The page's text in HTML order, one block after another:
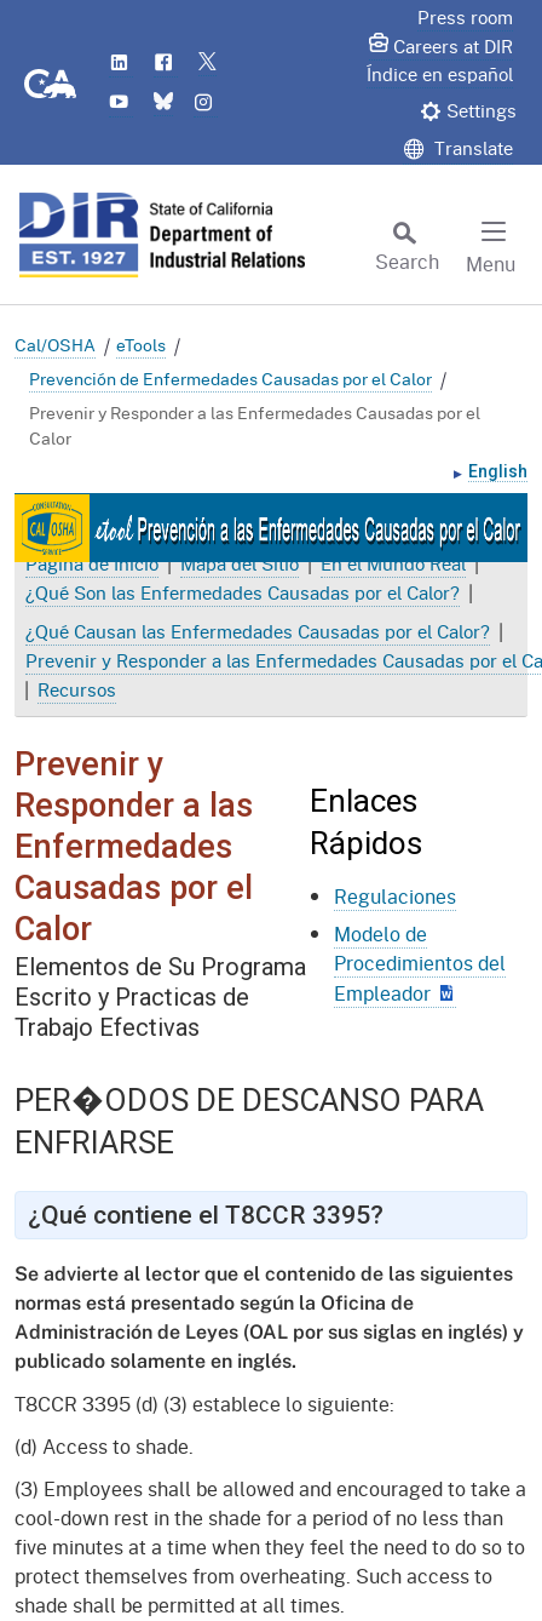
CA.gov
LinkedIn
Flickr
YouTube
Bluesky
Press room
Careers at DIR
Índice en español
Settings
Translate
Search
Menu
Cal/OSHA
eTools
Prevención de Enfermedades Causadas por el Calor
Prevenir y Responder a las Enfermedades Causadas por el
Calor
English
Página de Inicio | Mapa del Sitio | En el Mundo Real |
¿Qué Son las Enfermedades Causadas por el Calor? |
¿Qué Causan las Enfermedades Causadas por el Calor? |
Prevenir y Responder a las Enfermedades Causadas por el
| Recursos
Enlaces
Rápidos
Regulaciones
Modelo de
Procedimientos del
Empleador
Prevenir y
Responder a las
Enfermedades
Causadas por el
Calor
Elementos de Su Programa
Escrito y Practicas de
Trabajo Efectivas
PER�ODOS DE DESCANSO PARA
ENFRIARSE
¿Qué contiene el T8CCR 3395?
Se advierte al lector que el contenido de las siguientes
normas está presentado según la Oficina de
Administración de Leyes (OAL por sus siglas en inglés) y
publicado solamente en inglés.
T8CCR 3395 (d) (3) establece lo siguiente:
(d) Access to shade.
(3) Employees shall be allowed and encouraged to take a
cool-down rest in the shade for a period of no less than
five minutes at a time when they feel the need to do so to
protect themselves from overheating. Such access to
shade shall be permitted at all times.